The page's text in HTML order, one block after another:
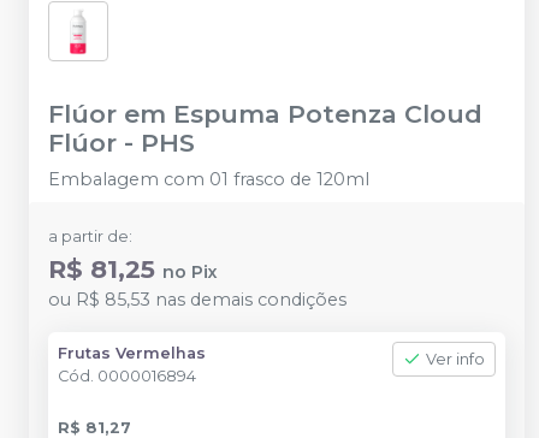
Flúor em Espuma Potenza Cloud
Flúor - PHS
Embalagem com 01 frasco de 120ml
a partir de:
R$ 81,25 no Pix
ou R$ 85,53 nas demais condições
Frutas Vermelhas
Cód. 0000016894
Ver info
R$ 81,27